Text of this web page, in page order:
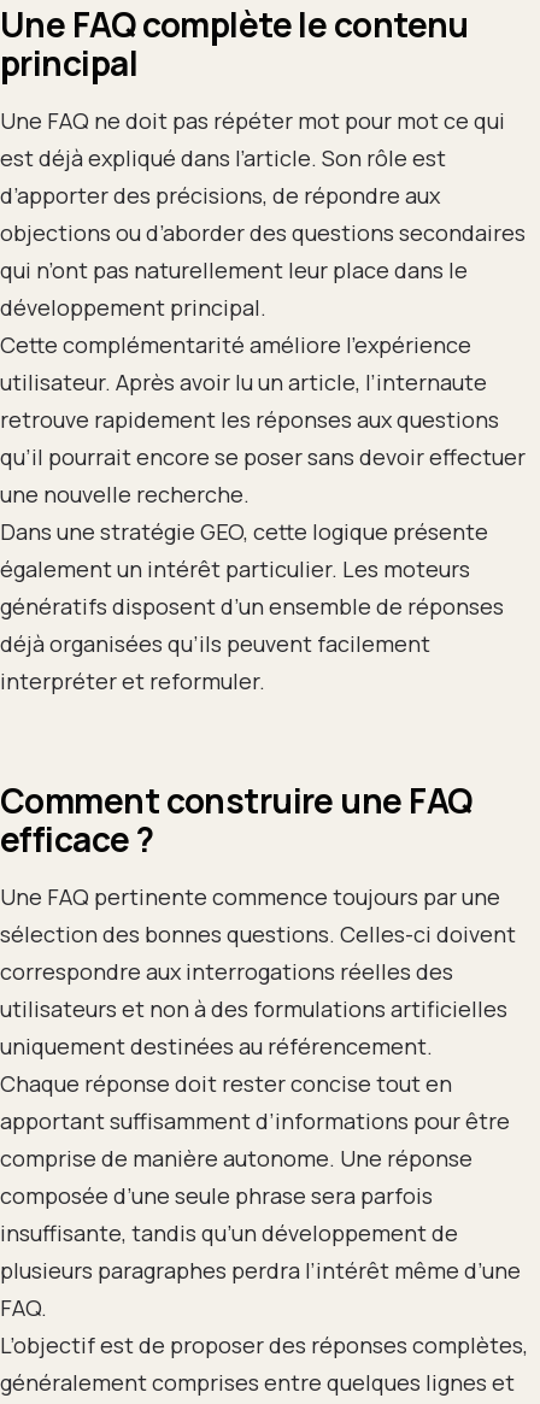
Une FAQ complète le contenu
principal
Une FAQ ne doit pas répéter mot pour mot ce qui
est déjà expliqué dans l’article. Son rôle est
d’apporter des précisions, de répondre aux
objections ou d’aborder des questions secondaires
qui n’ont pas naturellement leur place dans le
développement principal.
Cette complémentarité améliore l’expérience
utilisateur. Après avoir lu un article, l’internaute
retrouve rapidement les réponses aux questions
qu’il pourrait encore se poser sans devoir effectuer
une nouvelle recherche.
Dans une stratégie GEO, cette logique présente
également un intérêt particulier. Les moteurs
génératifs disposent d’un ensemble de réponses
déjà organisées qu’ils peuvent facilement
interpréter et reformuler.
Comment construire une FAQ
efficace ?
Une FAQ pertinente commence toujours par une
sélection des bonnes questions. Celles-ci doivent
correspondre aux interrogations réelles des
utilisateurs et non à des formulations artificielles
uniquement destinées au référencement.
Chaque réponse doit rester concise tout en
apportant suffisamment d’informations pour être
comprise de manière autonome. Une réponse
composée d’une seule phrase sera parfois
insuffisante, tandis qu’un développement de
plusieurs paragraphes perdra l’intérêt même d’une
FAQ.
L’objectif est de proposer des réponses complètes,
généralement comprises entre quelques lignes et